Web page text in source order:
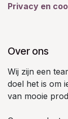
Privacy en
Over ons
Wij zijn een
doel het is om
van mooie